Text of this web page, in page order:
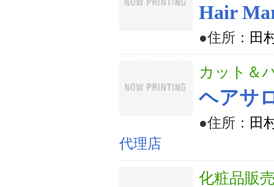
Hair
●住所： 田
カット＆
ヘアサ
●住所： 田
代理店
化粧品販